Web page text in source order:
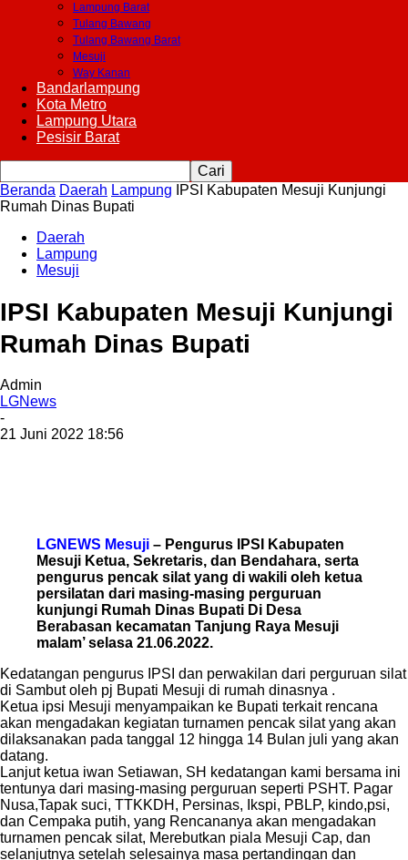
Lampung Barat
Tulang Bawang
Tulang Bawang Barat
Mesuji
Way Kanan
Bandarlampung
Kota Metro
Lampung Utara
Pesisir Barat
Beranda Daerah Lampung
IPSI Kabupaten Mesuji Kunjungi
Rumah Dinas Bupati
Daerah
Lampung
Mesuji
IPSI Kabupaten Mesuji Kunjungi
Rumah Dinas Bupati
Admin
LGNews
-
21 Juni 2022 18:56
LGNEWS Mesuji – Pengurus IPSI Kabupaten
Mesuji Ketua, Sekretaris, dan Bendahara, serta
pengurus pencak silat yang di wakili oleh ketua
persilatan dari masing-masing perguruan
kunjungi Rumah Dinas Bupati Di Desa
Berabasan kecamatan Tanjung Raya Mesuji
malam’ selasa 21.06.2022.
Kedatangan pengurus IPSI dan perwakilan dari perguruan silat
di Sambut oleh pj Bupati Mesuji di rumah dinasnya .
Ketua ipsi Mesuji menyampaikan ke Bupati terkait rencana
akan mengadakan kegiatan turnamen pencak silat yang akan
dilaksanakan pada tanggal 12 hingga 14 Bulan juli yang akan
datang.
Lanjut ketua iwan Setiawan, SH kedatangan kami bersama ini
tentunya dari masing-masing perguruan seperti PSHT. Pagar
Nusa,Tapak suci, TTKKDH, Persinas, Ikspi, PBLP, kindo,psi,
dan Cempaka putih, yang Rencananya akan mengadakan
turnamen pencak silat, Merebutkan piala Mesuji Cap, dan
selanjutnya setelah selesainya masa pertandingan dan